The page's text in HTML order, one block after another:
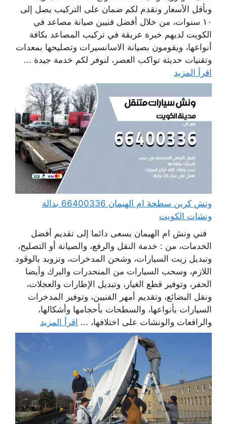
وبأقل الأسعار ونقدم لكم ضمان على التركيب يصل إلى
١٠ سنوات، من خلال أفضل فنيين صيانة مصاعد في
الكويت لديهم خبرة عريقة في تركيب المصاعد بكافة
أنواعها، ويقومون بصيانة الاسانسيرات وتصليحها بمعدات
وتقنيات حديثة تواكب العصر، لنوفر لكم خدمة جيدة ...
اقرأ المزيد
ونش كرين سطحة ام الهيمان 66400336 بدالة
ونشات الكويت
فني ونش ام الهيمان يسعى دائما إلى تقديم أفضل
الخدمات، من : خدمة النقل والرفع، والصيانة أو التصليح،
وتبديل زيت السيارات، وشحن المدخرات، وتزويد بالوقود
اللازم، وسحب السيارات من المنحدرات والبرك وأيضا
الحفر، وتوفير قطع الغيار، وتبديل الإطارات والعجلات،
ونقل البضائع، وتقديم أمهر الفنيين، وتوفير المدخرات
السيارات بأنواعها، والسطحات بأحجامها وأشكالها،
والرافعات والونشات على اختلافها، ... اقرأ المزيد